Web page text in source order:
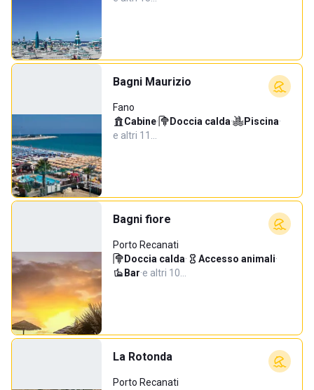
Bagni Maurizio
Fano
Cabine· Doccia calda· Piscina·
e altri 11…
Bagni fiore
Porto Recanati
Doccia calda· Accesso animali·
Bar·e altri 10…
La Rotonda
Porto Recanati